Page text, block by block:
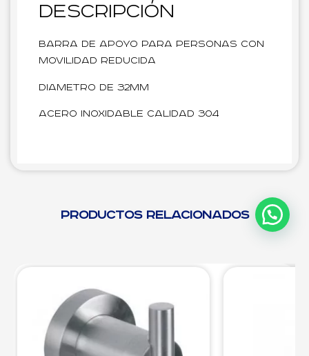
Descripción
Barra de apoyo para personas con
movilidad reducida
Diametro de 32mm
Acero inoxidable calidad 304
Productos relacionados